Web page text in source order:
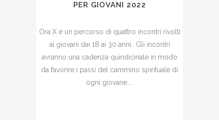
PER GIOVANI 2022
Ora X è un percorso di quattro incontri rivolti
ai giovani dai 18 ai 30 anni.. Gli incontri
avranno una cadenza quindicinale in modo
da favorire i passi del cammino spirituale di
ogni giovane....